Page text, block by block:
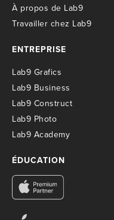
À propos de Lab9
Travailler chez Lab9
ENTREPRISE
Lab9 Grafics
Lab9 Business
Lab9 Construct
Lab9 Photo
Lab9 Academy
ÉDUCATION